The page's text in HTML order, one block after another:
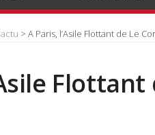
> A Paris, l’Asile Flottant de Le